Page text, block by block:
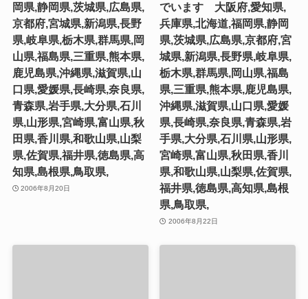
岡県,静岡県,茨城県,広島県,
京都府,宮城県,新潟県,長野
県,岐阜県,栃木県,群馬県,岡
山県,福島県,三重県,熊本県,
鹿児島県,沖縄県,滋賀県,山
口県,愛媛県,長崎県,奈良県,
青森県,岩手県,大分県,石川
県,山形県,宮崎県,富山県,秋
田県,香川県,和歌山県,山梨
県,佐賀県,福井県,徳島県,高
知県,島根県,鳥取県,
2006年8月20日
でいます 大阪府,愛知県,
兵庫県,北海道,福岡県,静岡
県,茨城県,広島県,京都府,宮
城県,新潟県,長野県,岐阜県,
栃木県,群馬県,岡山県,福島
県,三重県,熊本県,鹿児島県,
沖縄県,滋賀県,山口県,愛媛
県,長崎県,奈良県,青森県,岩
手県,大分県,石川県,山形県,
宮崎県,富山県,秋田県,香川
県,和歌山県,山梨県,佐賀県,
福井県,徳島県,高知県,島根
県,鳥取県,
2006年8月22日